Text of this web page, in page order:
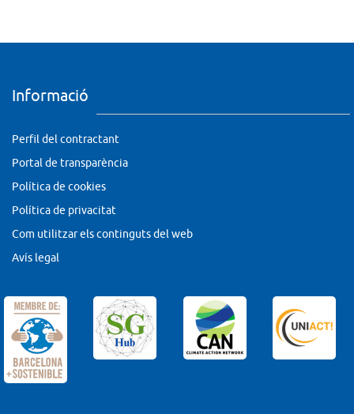
Informació
Perfil del contractant
Portal de transparència
Política de cookies
Política de privacitat
Com utilitzar els continguts del web
Avís legal